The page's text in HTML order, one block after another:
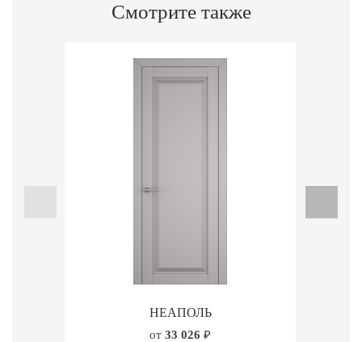
Смотрите также
НЕАПОЛЬ
от 33 026 ₽